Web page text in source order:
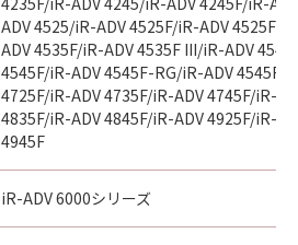
ADV 4525/iR-ADV 4525F/iR-ADV 4525F
ADV 4535F/iR-ADV 4535F III/iR-ADV
4545F/iR-ADV 4545F-RG/iR-ADV 4545F
4725F/iR-ADV 4735F/iR-ADV 4745F/iR-
4835F/iR-ADV 4845F/iR-ADV 4925F/iR-
4945F
iR-ADV 6000シリーズ